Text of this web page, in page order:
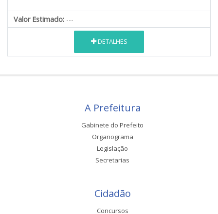
Valor Estimado: ---
DETALHES
A Prefeitura
Gabinete do Prefeito
Organograma
Legislação
Secretarias
Cidadão
Concursos